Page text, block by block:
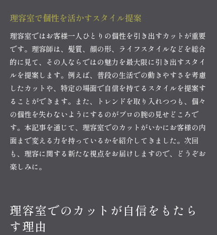
理容室で個性を活かすスタイル提案
理容室ではお客様一人ひとりの個性を引き出すカットが重要
です。理容師は、髪質、顔の形、ライフスタイルなどを総合
的に見て、その人ならではの魅力を最大限に引き出すスタイ
ルを提案します。例えば、普段の生活での動きやすさを考慮
したカットや、特定の場面で自信を持てるスタイルを提案す
ることができます。また、トレンドを取り入れつつも、個々
の個性を失わないようにするのがプロの腕の見せどころで
す。本記事を通じて、理容室でのカットがいかにお客様の内
面まで変える力を持っているかを紹介してきました。次回
も、理容に関する新たな視点をお届けしますので、どうぞお
楽しみに。
理容室でのカットが自信をもたら
す理由